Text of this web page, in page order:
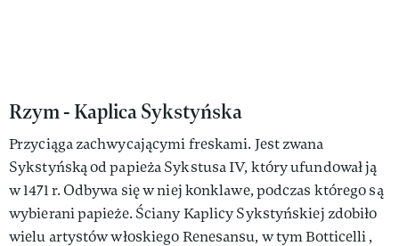
Rzym - Kaplica Sykstyńska
Przyciąga zachwycającymi freskami. Jest zwana
Sykstyńską od papieża Sykstusa IV, który ufundował ją
w 1471 r. Odbywa się w niej konklawe, podczas którego są
wybierani papieże. Ściany Kaplicy Sykstyńskiej zdobiło
wielu artystów włoskiego Renesansu, w tym Botticelli ,